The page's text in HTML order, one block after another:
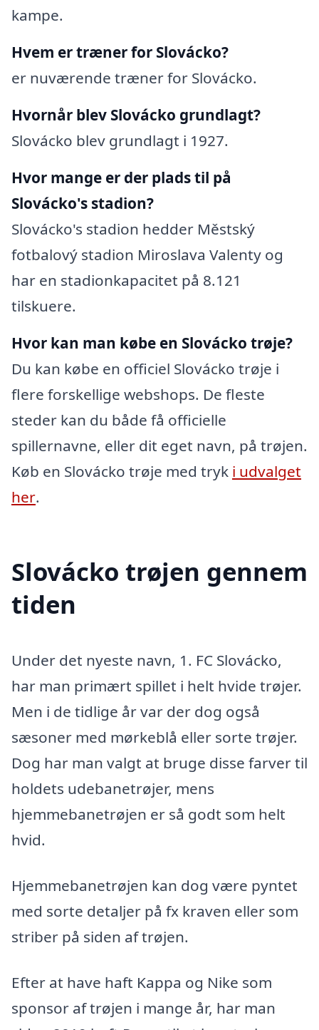
kampe.
Hvem er træner for Slovácko?
er nuværende træner for Slovácko.
Hvornår blev Slovácko grundlagt?
Slovácko blev grundlagt i 1927.
Hvor mange er der plads til på
Slovácko's stadion?
Slovácko's stadion hedder Městský
fotbalový stadion Miroslava Valenty og
har en stadionkapacitet på 8.121
tilskuere.
Hvor kan man købe en Slovácko trøje?
Du kan købe en officiel Slovácko trøje i
flere forskellige webshops. De fleste
steder kan du både få officielle
spillernavne, eller dit eget navn, på trøjen.
Køb en Slovácko trøje med tryk i udvalget
her.
Slovácko trøjen gennem
tiden
Under det nyeste navn, 1. FC Slovácko,
har man primært spillet i helt hvide trøjer.
Men i de tidlige år var der dog også
sæsoner med mørkeblå eller sorte trøjer.
Dog har man valgt at bruge disse farver til
holdets udebanetrøjer, mens
hjemmebanetrøjen er så godt som helt
hvid.
Hjemmebanetrøjen kan dog være pyntet
med sorte detaljer på fx kraven eller som
striber på siden af trøjen.
Efter at have haft Kappa og Nike som
sponsor af trøjen i mange år, har man